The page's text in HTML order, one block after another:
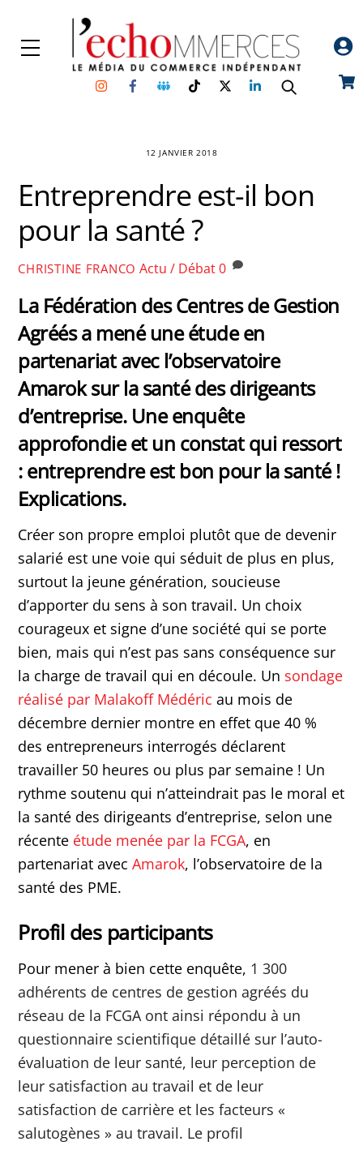
content
Menu
InstagramFacebookGroupe
Facebook
TikTokTwitterLinkedin
12 JANVIER 2018
Entreprendre est-il bon
pour la santé ?
CHRISTINE FRANCO Actu / Débat0
La Fédération des Centres de Gestion
Agréés a mené une étude en
partenariat avec l’observatoire
Amarok sur la santé des dirigeants
d’entreprise. Une enquête
approfondie et un constat qui ressort
: entreprendre est bon pour la santé !
Explications.
Créer son propre emploi plutôt que de devenir
salarié est une voie qui séduit de plus en plus,
surtout la jeune génération, soucieuse
d’apporter du sens à son travail. Un choix
courageux et signe d’une société qui se porte
bien, mais qui n’est pas sans conséquence sur
la charge de travail qui en découle. Un sondage
réalisé par Malakoff Médéric au mois de
décembre dernier montre en effet que 40 %
des entrepreneurs interrogés déclarent
travailler 50 heures ou plus par semaine ! Un
rythme soutenu qui n’atteindrait pas le moral et
la santé des dirigeants d’entreprise, selon une
récente étude menée par la FCGA, en
partenariat avecAmarok, l’observatoire de la
santé des PME.
Profil des participants
Pour mener à bien cette enquête, 1 300
adhérents de centres de gestion agréés du
réseau de la FCGA ont ainsi répondu à un
questionnaire scientifique détaillé sur l’auto-
évaluation de leur santé, leur perception de
leur satisfaction au travail et de leur
satisfaction de carrière et les facteurs «
salutogènes » au travail. Le profil